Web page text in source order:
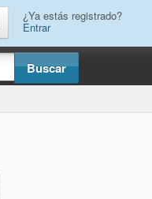
¿Ya estás registrado?
Entrar